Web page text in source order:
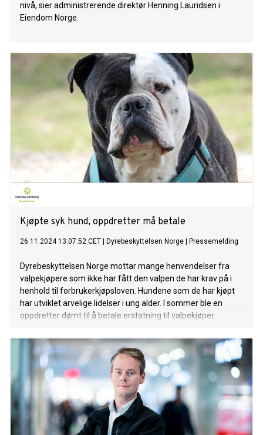
nivå, sier administrerende direktør Henning Lauridsen i
Eiendom Norge.
Kjøpte syk hund, oppdretter må betale
26.11.2024 13:07:52 CET Dyrebeskyttelsen Norge Pressemelding
Dyrebeskyttelsen Norge mottar mange henvendelser fra
valpekjøpere som ikke har fått den valpen de har krav på i
henhold til forbrukerkjøpsloven. Hundene som de har kjøpt
har utviklet arvelige lidelser i ung alder. I sommer ble en
oppdretter dømt til å betale erstatning til valpekjøper.